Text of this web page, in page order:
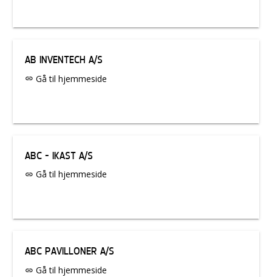
AB INVENTECH A/S
link Gå til hjemmeside
ABC - IKAST A/S
link Gå til hjemmeside
ABC PAVILLONER A/S
link Gå til hjemmeside